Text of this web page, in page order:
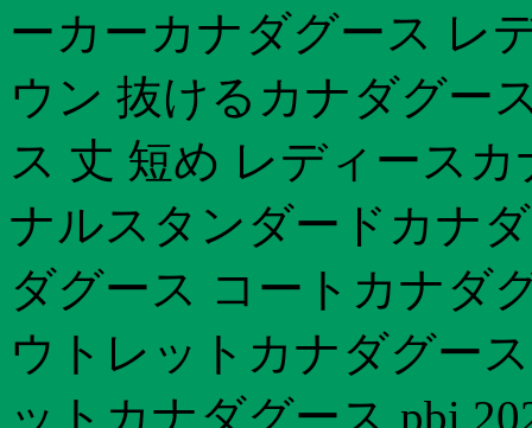
ーカーカナダグース レ
ウン 抜けるカナダグー
ス 丈 短め レディース
ナルスタンダードカナ
ダグース コートカナダ
ウトレットカナダグー
ットカナダグース pbi